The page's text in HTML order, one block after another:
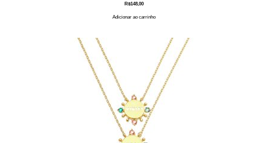
R$148,00
Adicionar ao carrinho